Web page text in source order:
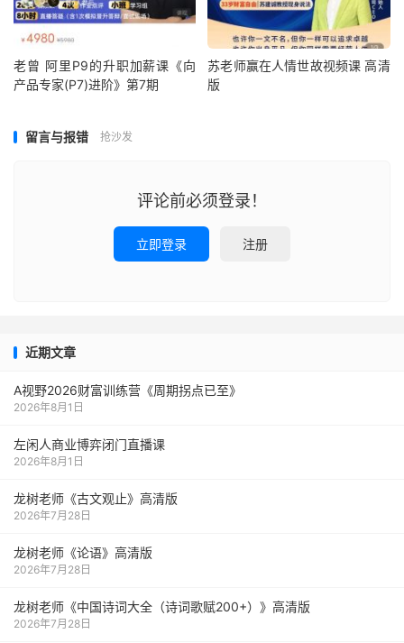
老曾 阿里P9的升职加薪课《向
产品专家(P7)进阶》第7期
苏老师赢在人情世故视频课 高清
版
留言与报错 抢沙发
评论前必须登录！
立即登录 注册
近期文章
A视野2026财富训练营《周期拐点已至》
2026年8月1日
左闲人商业博弈闭门直播课
2026年8月1日
龙树老师《古文观止》高清版
2026年7月28日
龙树老师《论语》高清版
2026年7月28日
龙树老师《中国诗词大全（诗词歌赋200+）》高清版
2026年7月28日